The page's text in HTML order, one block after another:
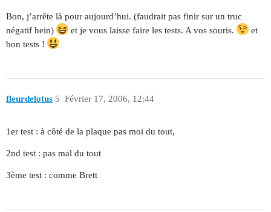
Bon, j’arrête là pour aujourd’hui. (faudrait pas finir sur un truc
négatif hein)
et je vous laisse faire les tests. A vos souris.
et
bon tests !
fleurdelotus Février 17, 2006, 12:44
5
1er test : à côté de la plaque pas moi du tout,
2nd test : pas mal du tout
3ème test : comme Brett